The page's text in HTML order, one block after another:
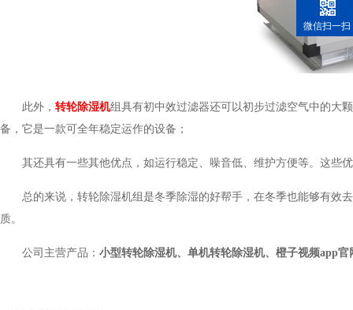
此外， 转轮除湿机组具有初中效过滤器还可以初步过滤空气中的大颗粒
备，它是一款可全年稳定运作的设备；
其还具有一些其他优点，如运行稳定、噪音低、维护方便等。这
总的来说，转轮除湿机组是冬季除湿的好帮手，在冬季也能够有
质。
公司主营产品： 小型转轮除湿机、单机转轮除湿机、橙子视频app
微信扫一扫